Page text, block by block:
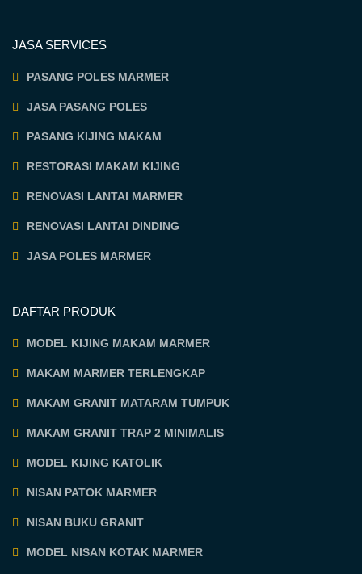
JASA SERVICES
PASANG POLES MARMER
JASA PASANG POLES
PASANG KIJING MAKAM
RESTORASI MAKAM KIJING
RENOVASI LANTAI MARMER
RENOVASI LANTAI DINDING
JASA POLES MARMER
DAFTAR PRODUK
MODEL KIJING MAKAM MARMER
MAKAM MARMER TERLENGKAP
MAKAM GRANIT MATARAM TUMPUK
MAKAM GRANIT TRAP 2 MINIMALIS
MODEL KIJING KATOLIK
NISAN PATOK MARMER
NISAN BUKU GRANIT
MODEL NISAN KOTAK MARMER